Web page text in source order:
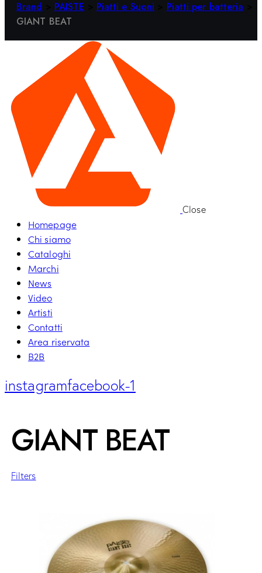
Brand PAISTE Piatti e Suoni Piatti per batteria
GIANT BEAT
Close
Homepage
Chi siamo
Cataloghi
Marchi
News
Video
Artisti
Contatti
Area riservata
B2B
instagramfacebook-1
GIANT BEAT
Filters